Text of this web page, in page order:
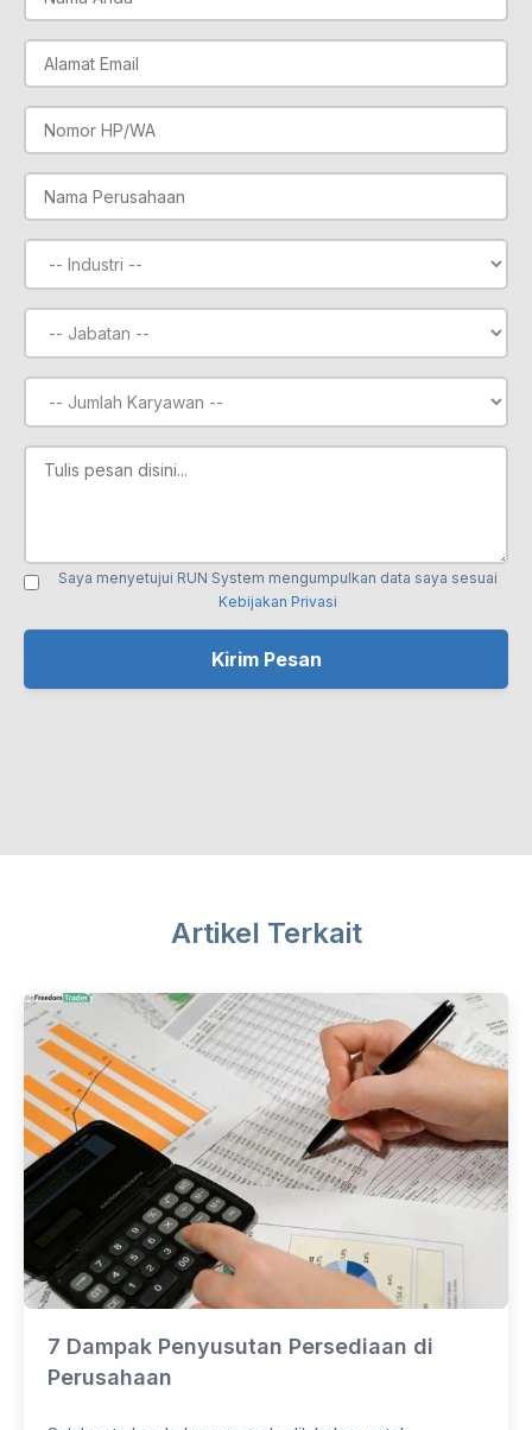
Saya menyetujui RUN System mengumpulkan data saya sesuai
Kebijakan Privasi
Artikel Terkait
7 Dampak Penyusutan Persediaan di
Perusahaan